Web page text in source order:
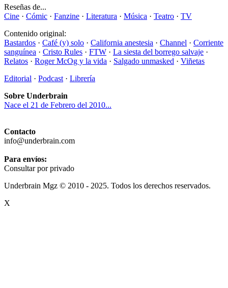
Reseñas de...
Cine · Cómic · Fanzine · Literatura · Música · Teatro · TV
Contenido original:
Bastardos · Café (y) solo · California anestesia · Channel · Corriente
sanguínea · Cristo Rules · FTW · La siesta del borrego salvaje ·
Relatos · Roger McOg y la vida · Salgado unmasked · Viñetas
Editorial · Podcast · Librería
Sobre Underbrain
Nace el 21 de Febrero del 2010...
Contacto
info@underbrain.com
Para envíos:
Consultar por privado
Underbrain Mgz © 2010 - 2025. Todos los derechos reservados.
X